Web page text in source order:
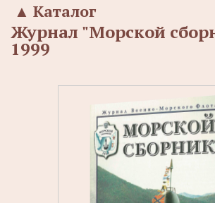
Каталог
▲
Журнал "Морской
1999